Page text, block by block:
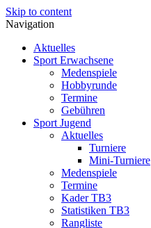
Skip to content
Navigation
Aktuelles
Sport Erwachsene
Medenspiele
Hobbyrunde
Termine
Gebühren
Sport Jugend
Aktuelles
Turniere
Mini-Turniere
Medenspiele
Termine
Kader TB3
Statistiken TB3
Rangliste